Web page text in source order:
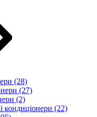
(28)
(27)
(2)
кондиціонери (22)